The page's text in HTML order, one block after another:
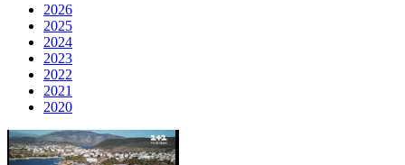
2026
2025
2024
2023
2022
2021
2020